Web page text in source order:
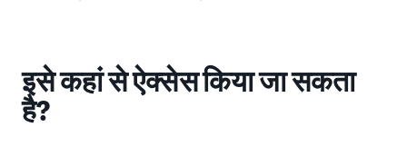
इसे कहां से ऐक्सेस किया जा सकता
है?